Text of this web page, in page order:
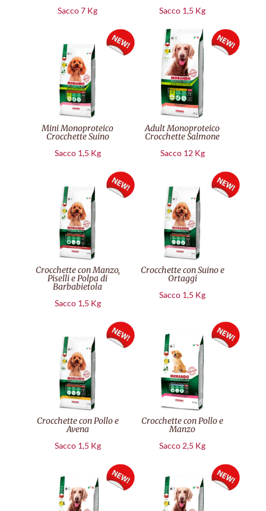
Sacco 7 Kg Sacco 1,5 Kg
Mini Monoproteico
Crocchette Suino
Sacco 1,5 Kg
Adult Monoproteico
Crocchette Salmone
Sacco 12 Kg
Crocchette con Manzo,
Piselli e Polpa di
Barbabietola
Sacco 1,5 Kg
Crocchette con Suino e
Ortaggi
Sacco 1,5 Kg
Crocchette con Pollo e
Avena
Sacco 1,5 Kg
Crocchette con Pollo e
Manzo
Sacco 2,5 Kg